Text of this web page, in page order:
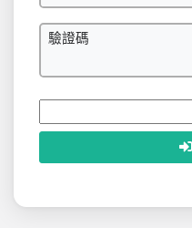
驗證碼